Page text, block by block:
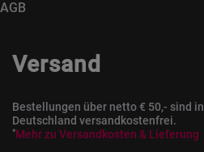
AGB
Versand
Bestellungen über netto € 50,- sind in
Deutschland versandkostenfrei.
*Mehr zu Versandkosten & Lieferung